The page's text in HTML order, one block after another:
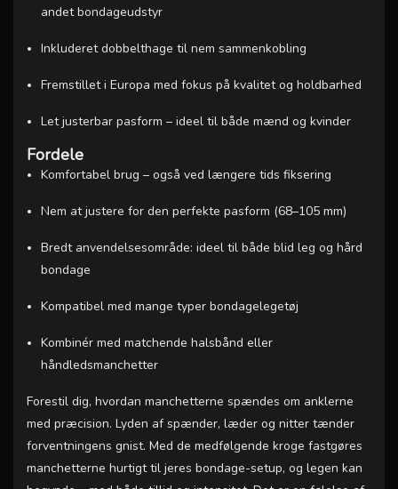
andet bondageudstyr
Inkluderet dobbelthage til nem sammenkobling
Fremstillet i Europa med fokus på kvalitet og holdbarhed
Let justerbar pasform – ideel til både mænd og kvinder
Fordele
Komfortabel brug – også ved længere tids fiksering
Nem at justere for den perfekte pasform (68–105 mm)
Bredt anvendelsesområde: ideel til både blid leg og hård
bondage
Kompatibel med mange typer bondagelegetøj
Kombinér med matchende halsbånd eller
håndledsmanchetter
Forestil dig, hvordan manchetterne spændes om anklerne
med præcision. Lyden af spænder, læder og nitter tænder
forventningens gnist. Med de medfølgende kroge fastgøres
manchetterne hurtigt til jeres bondage-setup, og legen kan